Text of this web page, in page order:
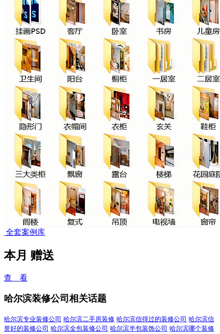
全套案例库
本月 赠送
查 看
哈尔滨装修公司相关话题
哈尔滨专业装修公司 哈尔滨二手房装修 哈尔滨信得过的装修公司 哈尔滨信
誉好的装修公司 哈尔滨全包装修公司 哈尔滨半包装饰公司 哈尔滨哪个装修